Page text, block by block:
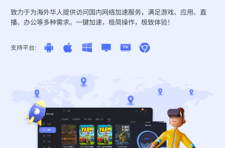
致力于为海外华人提供访问国内网络加速服务，满足游戏、应用、直
播、办公等多种需求。一键加速，极简操作，极致体验！
支持平台: